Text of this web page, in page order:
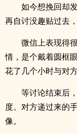
如今想挽回却
再自讨没趣贴过去
微信上表现得
情，是个戴着圆框
花了几个小时与对
等讨论结束后
度。对方递过来的
像。